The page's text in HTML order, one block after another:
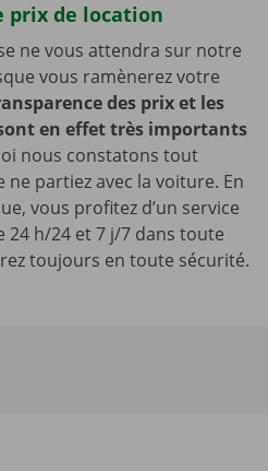
prix de location
ne vous attendra sur notre
vous ramènerez votre
des prix et les
en effet très importants
nous constatons tout
partiez avec la voiture. En
vous profitez d’un service
24 h/24 et 7 j/7 dans toute
toujours en toute sécurité.